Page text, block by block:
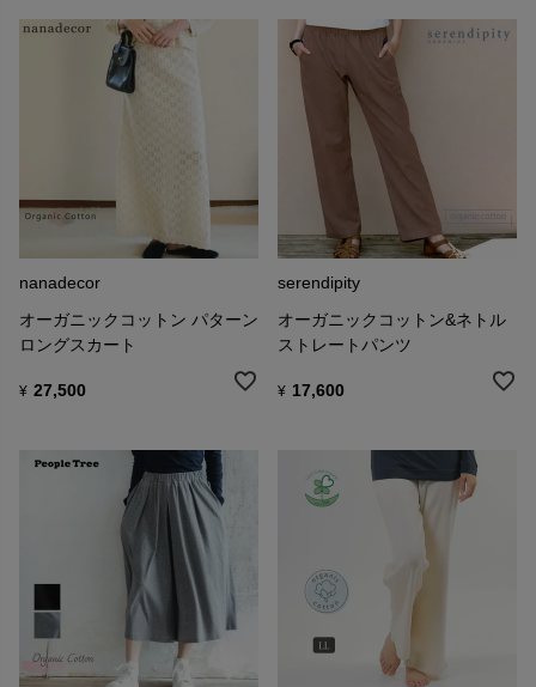
nanadecor
オーガニックコットン パターン
ロングスカート
¥ 27,500
serendipity
オーガニックコットン&ネトル
ストレートパンツ
¥ 17,600